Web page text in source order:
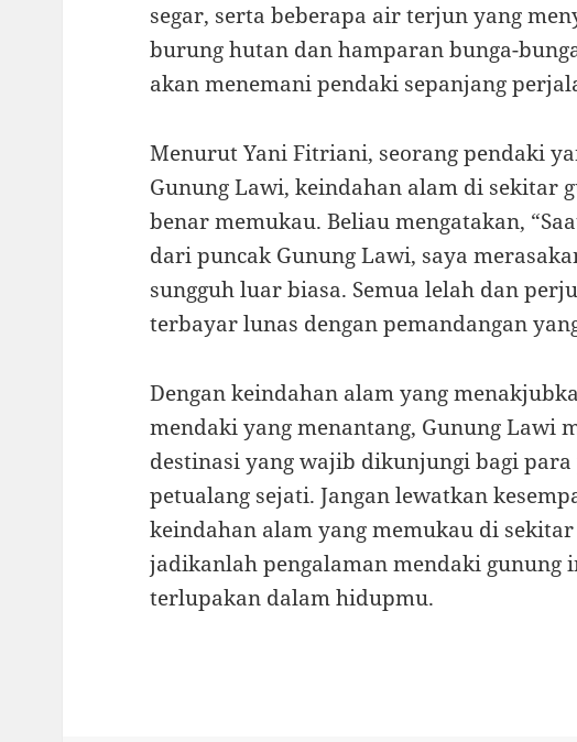
segar, serta beberapa air terjun yang
burung hutan dan hamparan bunga-
akan menemani pendaki sepanjang
Menurut Yani Fitriani, seorang pendaki
Gunung Lawi, keindahan alam di sekitar
benar memukau. Beliau mengatakan,
dari puncak Gunung Lawi, saya
sungguh luar biasa. Semua lelah dan
terbayar lunas dengan pemandangan
Dengan keindahan alam yang
mendaki yang menantang, Gunung Lawi
destinasi yang wajib dikunjungi bagi
petualang sejati. Jangan lewatkan
keindahan alam yang memukau di
jadikanlah pengalaman mendaki gunung
terlupakan dalam hidupmu.